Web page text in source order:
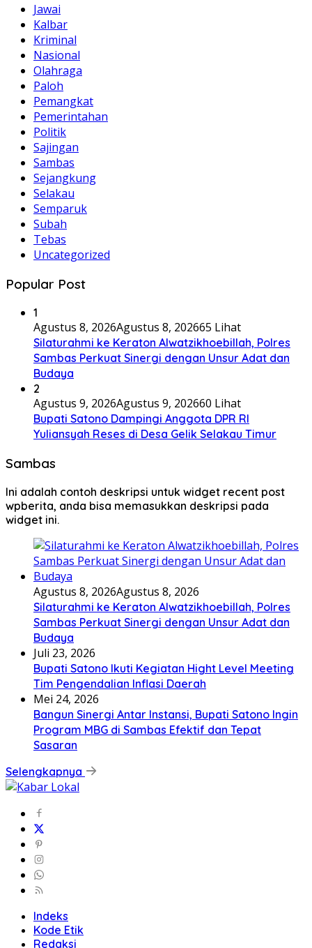
Jawai
Kalbar
Kriminal
Nasional
Olahraga
Paloh
Pemangkat
Pemerintahan
Politik
Sajingan
Sambas
Sejangkung
Selakau
Semparuk
Subah
Tebas
Uncategorized
Popular Post
1
Agustus 8, 2026Agustus 8, 202665 Lihat
Silaturahmi ke Keraton Alwatzikhoebillah, Polres
Sambas Perkuat Sinergi dengan Unsur Adat dan
Budaya
2
Agustus 9, 2026Agustus 9, 202660 Lihat
Bupati Satono Dampingi Anggota DPR RI
Yuliansyah Reses di Desa Gelik Selakau Timur
Sambas
Ini adalah contoh deskripsi untuk widget recent post
wpberita, anda bisa memasukkan deskripsi pada
widget ini.
Agustus 8, 2026Agustus 8, 2026
Silaturahmi ke Keraton Alwatzikhoebillah, Polres
Sambas Perkuat Sinergi dengan Unsur Adat dan
Budaya
Juli 23, 2026
Bupati Satono Ikuti Kegiatan Hight Level Meeting
Tim Pengendalian Inflasi Daerah
Mei 24, 2026
Bangun Sinergi Antar Instansi, Bupati Satono Ingin
Program MBG di Sambas Efektif dan Tepat
Sasaran
Selengkapnya
Indeks
Kode Etik
Redaksi